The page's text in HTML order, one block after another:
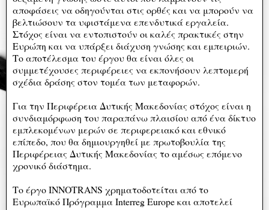
αποφάσεις να οδηγούνται στις ορθές και να μπορούν να
βελτιώσουν τα υφιστάμενα επενδυτικά εργαλεία.
Στόχος είναι να εντοπιστούν οι καλές πρακτικές στην
Ευρώπη και να υπάρξει διάχυση γνώσης και εμπειριών.
Το αποτέλεσμα του έργου θα είναι όλες οι
συμμετέχουσες περιφέρειες να εκπονήσουν λεπτομερή
σχέδια δράσης στον τομέα των μεταφορών.
Για την Περιφέρεια Δυτικής Μακεδονίας στόχος είναι η
συνδιαμόρφωση του παραπάνω πλαισίου από ένα δίκτυο
εμπλεκομένων μερών σε περιφερειακό και εθνικό
επίπεδο, που θα δημιουργηθεί με πρωτοβουλία της
Περιφέρειας Δυτικής Μακεδονίας το αμέσως επόμενο
χρονικό διάστημα.
Το έργο INNOTRANS χρηματοδοτείται από το
Ευρωπαϊκό Πρόγραμμα Interreg Europe και αποτελεί